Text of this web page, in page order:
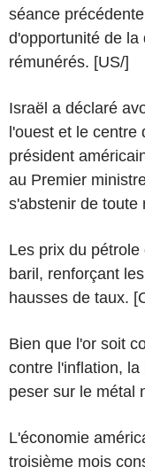
séance
d'opportunité de la
rémunérés. [US/]
Israël a déclaré
l'ouest et le centre
président
au Premier
s'abstenir de toute
Les prix du
baril, renforçant
hausses de taux.
Bien que l'or soit
contre l'inflation,
peser sur le métal
L'économie
troisième mois